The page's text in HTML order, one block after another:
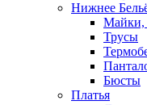
Нижнее
Трусы
Бюсты
Платья